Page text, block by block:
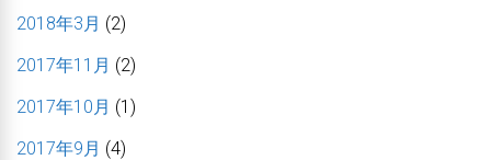
2018年3月 (2)
2017年11月 (2)
2017年10月 (1)
2017年9月 (4)